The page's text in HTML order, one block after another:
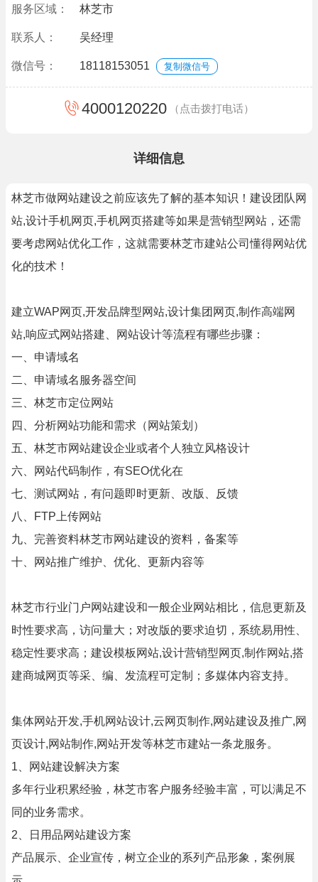
服务区域： 林芝市
联系人： 吴经理
微信号： 18118153051 复制微信号
4000120220 （点击拨打电话）
详细信息
林芝市做网站建设之前应该先了解的基本知识！建设团队网
站,设计手机网页,手机网页搭建等如果是营销型网站，还需
要考虑网站优化工作，这就需要林芝市建站公司懂得网站优
化的技术！
建立WAP网页,开发品牌型网站,设计集团网页,制作高端网
站,响应式网站搭建、网站设计等流程有哪些步骤：
一、申请域名
二、申请域名服务器空间
三、林芝市定位网站
四、分析网站功能和需求（网站策划）
五、林芝市网站建设企业或者个人独立风格设计
六、网站代码制作，有SEO优化在
七、测试网站，有问题即时更新、改版、反馈
八、FTP上传网站
九、完善资料林芝市网站建设的资料，备案等
十、网站推广维护、优化、更新内容等
林芝市行业门户网站建设和一般企业网站相比，信息更新及
时性要求高，访问量大；对改版的要求迫切，系统易用性、
稳定性要求高；建设模板网站,设计营销型网页,制作网站,搭
建商城网页等采、编、发流程可定制；多媒体内容支持。
集体网站开发,手机网站设计,云网页制作,网站建设及推广,网
页设计,网站制作,网站开发等林芝市建站一条龙服务。
1、网站建设解决方案
多年行业积累经验，林芝市客户服务经验丰富，可以满足不
同的业务需求。
2、日用品网站建设方案
产品展示、企业宣传，树立企业的系列产品形象，案例展